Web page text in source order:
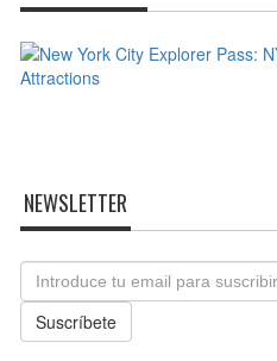
NEWSLETTER
Email
Suscríbete